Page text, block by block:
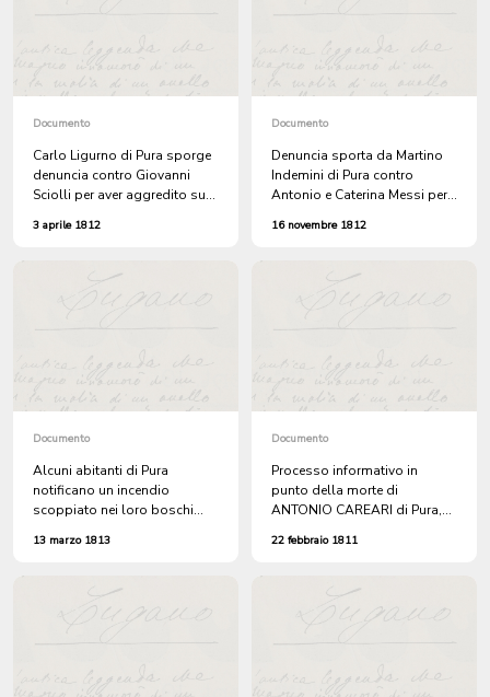
Documento
Carlo Ligurno di Pura sporge
denuncia contro Giovanni
Sciolli per aver aggredito suo
Sciolli di Pura sporge
Ligurno e i figli Giuseppe e
Dionigi per insulti e minacce e
danni commessi davanti a
casa sua
3 aprile 1812
Documento
Denuncia sporta da Martino
Indemini di Pura contro
Antonio e Caterina Messi per
fondi. Quest'ultima viene
nei confronti di Caterina
Indemini, moglie di Antonio
16 novembre 1812
Documento
Alcuni abitanti di Pura
notificano un incendio
scoppiato nei loro boschi
13 marzo 1813
Documento
Processo informativo in
punto della morte di
ANTONIO CAREARI di Pura,
RUGGIA.
22 febbraio 1811